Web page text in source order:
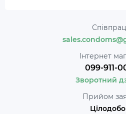
Інтернет
099-911-
Зворотний
Прийом